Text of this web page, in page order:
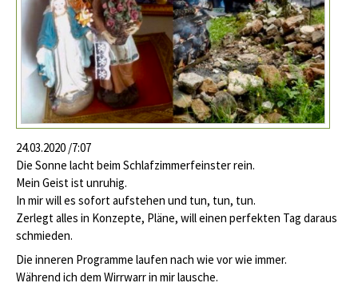
24.03.2020 /7:07
Die Sonne lacht beim Schlafzimmerfeinster rein.
Mein Geist ist unruhig.
In mir will es sofort aufstehen und tun, tun, tun.
Zerlegt alles in Konzepte, Pläne, will einen perfekten Tag daraus
schmieden.
Die inneren Programme laufen nach wie vor wie immer.
Während ich dem Wirrwarr in mir lausche.